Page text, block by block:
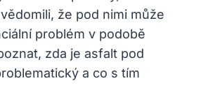
že pod nimi může
problém v podobě
zda je asfalt pod
a co s tím